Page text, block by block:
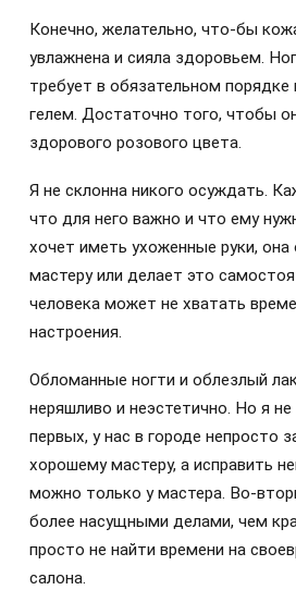
Конечно, желательно, что-бы
увлажнена и сияла здоровьем.
требует в обязательном
гелем. Достаточно того, чтобы
здорового розового цвета.
Я не склонна никого осуждать.
что для него важно и что ему
хочет иметь ухоженные руки,
мастеру или делает это
человека может не хватать
настроения.
Обломанные ногти и облезлый
неряшливо и неэстетично. Но я
первых, у нас в городе непросто
хорошему мастеру, а исправить
можно только у мастера. Во-
более насущными делами, чем
просто не найти времени на
салона.